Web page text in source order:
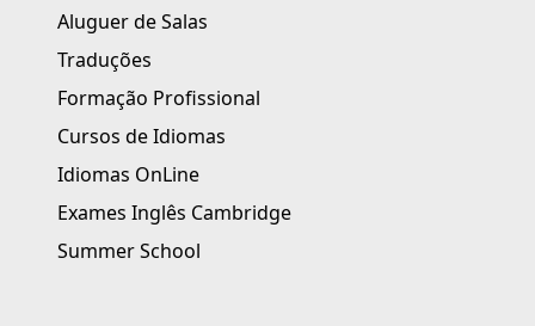
Aluguer de Salas
Traduções
Formação Profissional
Cursos de Idiomas
Idiomas OnLine
Exames Inglês Cambridge
Summer School